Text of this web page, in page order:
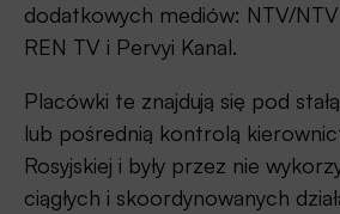
dodatkowych mediów: NTV/NTV
REN TV i Pervyi Kanal.
Placówki te znajdują się pod
lub pośrednią kontrolą
Rosyjskiej i były przez nie
ciągłych i skoordynowanych